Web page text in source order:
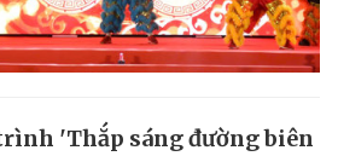
'Thắp sáng đường biên